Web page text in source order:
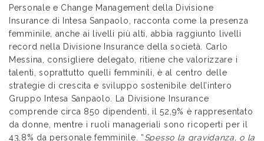
Personale e Change Management della Divisione
Insurance di Intesa Sanpaolo, racconta come la presenza
femminile, anche ai livelli più alti, abbia raggiunto livelli
record nella Divisione Insurance della società. Carlo
Messina, consigliere delegato, ritiene che valorizzare i
talenti, soprattutto quelli femminili, è al centro delle
strategie di crescita e sviluppo sostenibile dell’intero
Gruppo Intesa Sanpaolo. La Divisione Insurance
comprende circa 850 dipendenti, il 52,9% è rappresentato
da donne, mentre i ruoli manageriali sono ricoperti per il
43,8% da personale femminile. “Spesso la gravidanza, o la